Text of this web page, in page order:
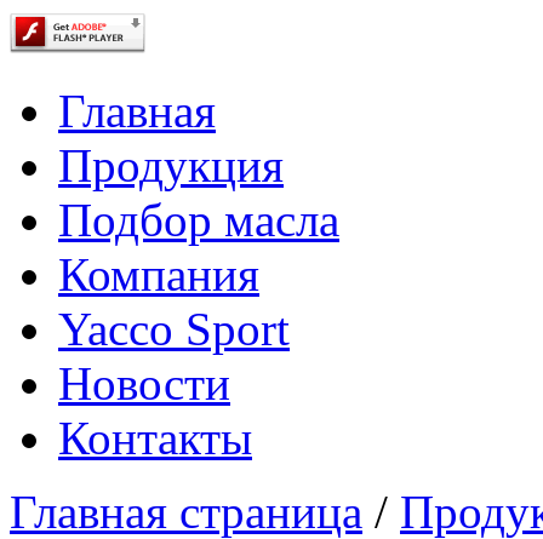
Главная
Продукция
Подбор масла
Компания
Yacco Sport
Новости
Контакты
Главная страница /